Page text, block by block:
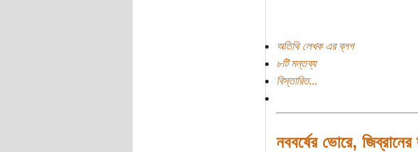
অতিথি লেখক এর ব্লগ
৮টি মন্তব্য
বিস্তারিত...
নববর্ষের ভোরে,